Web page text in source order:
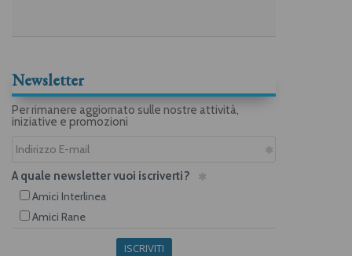
Newsletter
Per rimanere aggiornato sulle nostre attività,
iniziative e promozioni
A quale newsletter vuoi iscriverti?
Amici Interlinea
Amici Rane
ISCRIVITI